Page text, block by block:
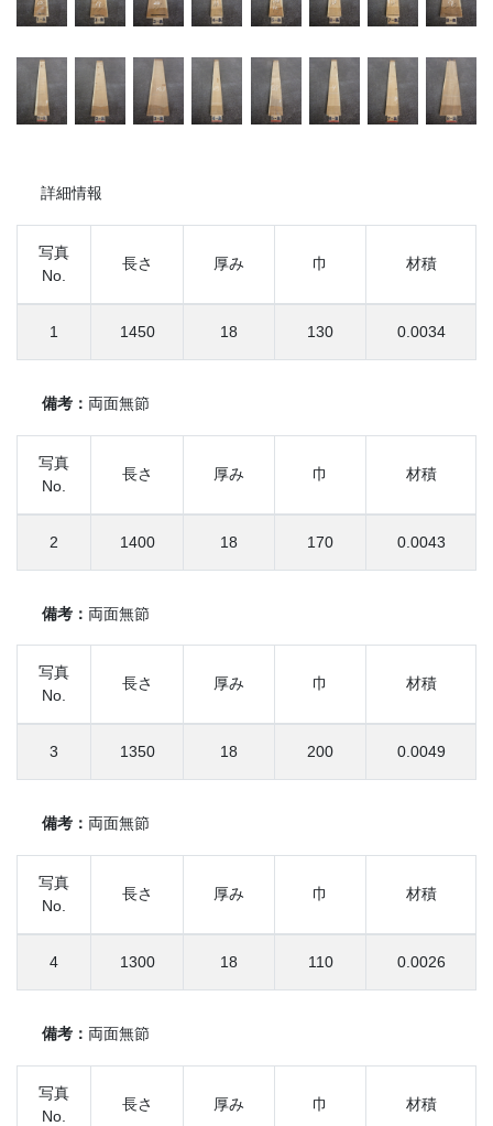
詳細情報
写真
No.
長さ 厚み 巾 材積
1 1450 18 130 0.0034
備考： 両面無節
写真
No.
長さ 厚み 巾 材積
2 1400 18 170 0.0043
備考： 両面無節
写真
No.
長さ 厚み 巾 材積
3 1350 18 200 0.0049
備考： 両面無節
写真
No.
長さ 厚み 巾 材積
4 1300 18 110 0.0026
備考： 両面無節
写真
No.
長さ 厚み 巾 材積